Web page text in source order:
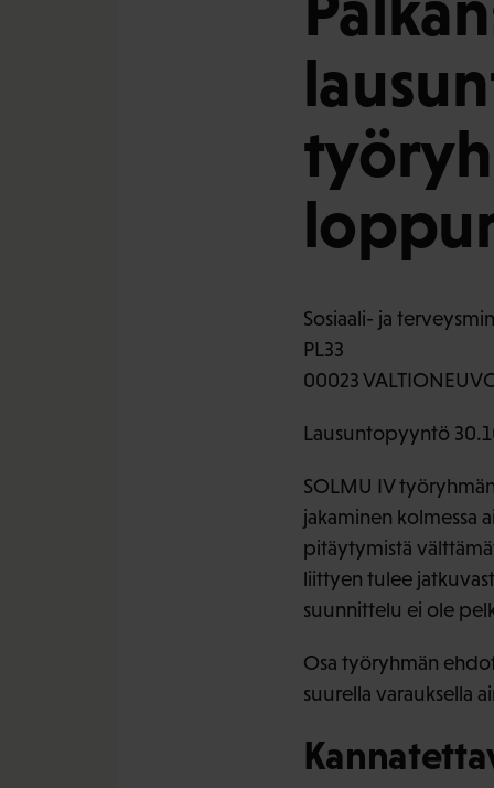
Sosiaali- ja
PL33
00023
Lausuntopyyntö
SOLMU IV
jakaminen kolmessa
pitäytymistä
liittyen tulee
suunnittelu ei ole
Osa työryhmän
suurella varauksella